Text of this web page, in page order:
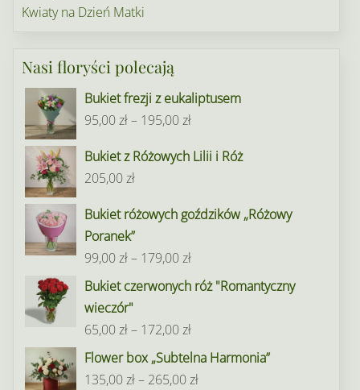
Kwiaty na Dzień Matki
Nasi floryści polecają
Bukiet frezji z eukaliptusem
95,00zł– 195,00złZakres
od
do
Bukiet z Różowych Lilii i Róż
205,00zł
Bukiet różowych goździków „Różowy
Poranek”
99,00zł– 179,00złZakres
cen:
179,00 zł
Bukiet czerwonych róż "Romantyczny
wieczór"
65,00zł– 172,00złZakres
cen:
od
Flower box „Subtelna Harmonia”
135,00zł– 265,00złZakres